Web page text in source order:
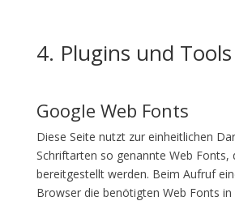
4. Plugins und Tools
Google Web Fonts
Diese Seite nutzt zur einheitlichen
Schriftarten so genannte Web Fonts,
bereitgestellt werden. Beim Aufruf
Browser die benötigten Web Fonts in